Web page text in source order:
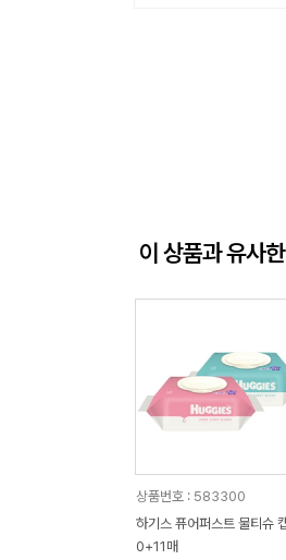
이 상품과 유사한
상품번호 : 583300
하기스 퓨어퍼스트 물티슈
0+11매